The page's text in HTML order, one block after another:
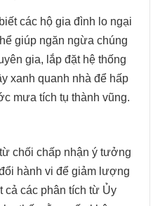
các hộ gia đình lo ngại
giúp ngăn ngừa chúng
gia, lắp đặt hệ thống
xanh quanh nhà để hấp
mưa tích tụ thành vũng.
chối chấp nhận ý tưởng
hành vi để giảm lượng
cả các phân tích từ Ủy